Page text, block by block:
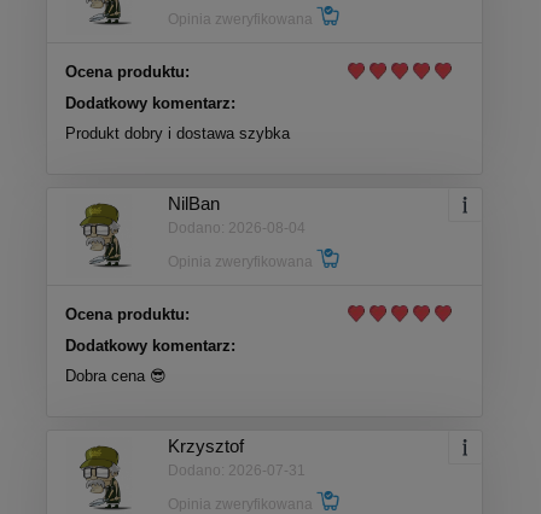
Opinia zweryfikowana
Ocena produktu:
Dodatkowy komentarz:
Produkt dobry i dostawa szybka
NilBan
Dodano: 2026-08-04
Opinia zweryfikowana
Ocena produktu:
Dodatkowy komentarz:
Dobra cena 😎
Krzysztof
Dodano: 2026-07-31
Opinia zweryfikowana